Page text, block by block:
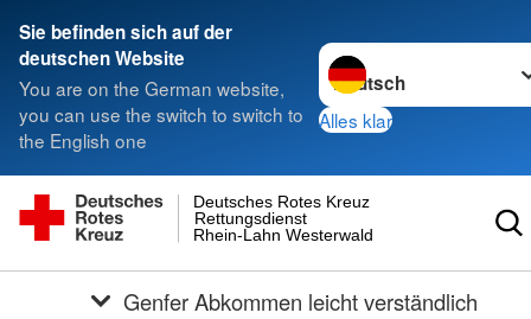
Sie befinden sich auf der
deutschen Website
You are on the German website,
you can use the switch to switch to
the English one
Sprache wechseln zu
Alles klar
Rhein-Lahn Westerwald
Rettungsdienst
Deutsches Rotes Kreuz
Genfer Abkommen leicht verständlich